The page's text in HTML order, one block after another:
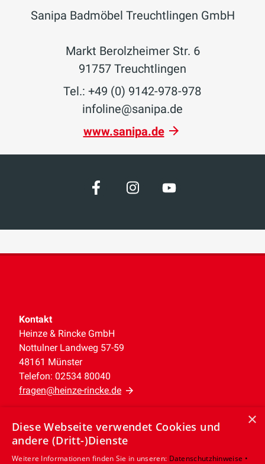
Sanipa Badmöbel Treuchtlingen GmbH
Markt Berolzheimer Str. 6
91757 Treuchtlingen
Tel.: +49 (0) 9142-978-978
infoline@sanipa.de
www.sanipa.de
Kontakt
Heinze & Rincke GmbH
Nottulner Landweg 57-59
48161 Münster
Telefon: 02534 80040
fragen@heinze-rincke.de
AGB
·Datenschutz ·Impressum
·
Barrierefreiheitserklärung
×
Diese Webseite verwendet Cookies und
andere (Dritt-)Dienste
Weitere Informationen finden Sie in unseren: Datenschutzhinweise •